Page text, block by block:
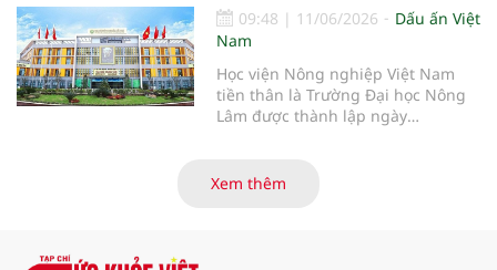
và Truyền thông 5S (5S Media) và
Công ty Luật TNHH Midland &
thuận hợp tác chiến lược nhằm hỗ
trợ cộng đồng doanh nghiệp nâng
cao năng lực tuân thủ, quản trị rủi
09:48 | 11/06/2026
Dấu ấn Việt
Nam
Học viện Nông nghiệp Việt Nam
tiền thân là Trường Đại học Nông
Lâm được thành lập ngày
tục khẳng định vị thế của một cơ
Xem thêm